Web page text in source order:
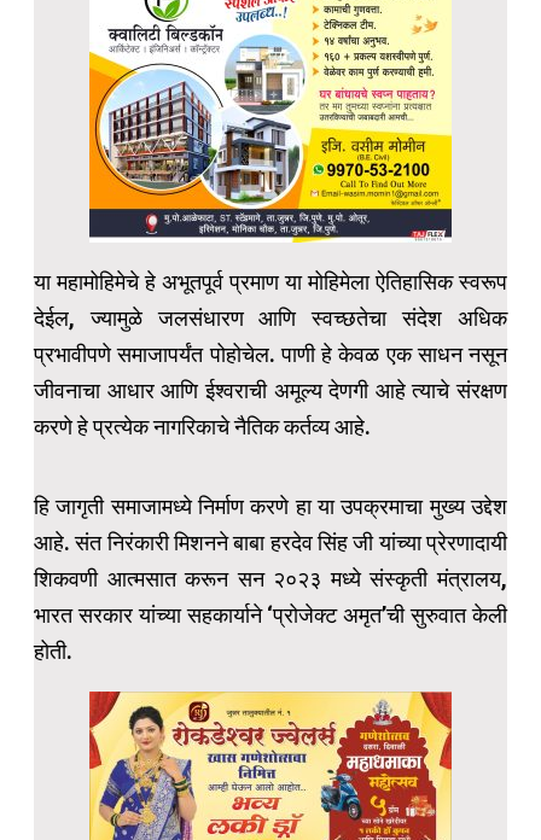
या महामोहिमेचे हे अभूतपूर्व प्रमाण या मोहिमेला ऐतिहासिक स्वरूप
देईल, ज्यामुळे जलसंधारण आणि स्वच्छतेचा संदेश अधिक
प्रभावीपणे समाजापर्यंत पोहोचेल. पाणी हे केवळ एक साधन नसून
जीवनाचा आधार आणि ईश्वराची अमूल्य देणगी आहे त्याचे संरक्षण
करणे हे प्रत्येक नागरिकाचे नैतिक कर्तव्य आहे.
हि जागृती समाजामध्ये निर्माण करणे हा या उपक्रमाचा मुख्य उद्देश
आहे. संत निरंकारी मिशनने बाबा हरदेव सिंह जी यांच्या प्रेरणादायी
शिकवणी आत्मसात करून सन २०२३ मध्ये संस्कृती मंत्रालय,
भारत सरकार यांच्या सहकार्याने ‘प्रोजेक्ट अमृत’ची सुरुवात केली
होती.